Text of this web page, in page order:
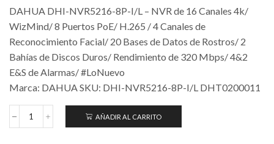
DAHUA DHI-NVR5216-8P-I/L – NVR de 16 Canales 4k/
WizMind/ 8 Puertos PoE/ H.265 / 4 Canales de
Reconocimiento Facial/ 20 Bases de Datos de Rostros/ 2
Bahías de Discos Duros/ Rendimiento de 320 Mbps/ 4&2
E&S de Alarmas/ #LoNuevo
Marca: DAHUA SKU: DHI-NVR5216-8P-I/L DHT0200011
AÑADIR AL CARRITO